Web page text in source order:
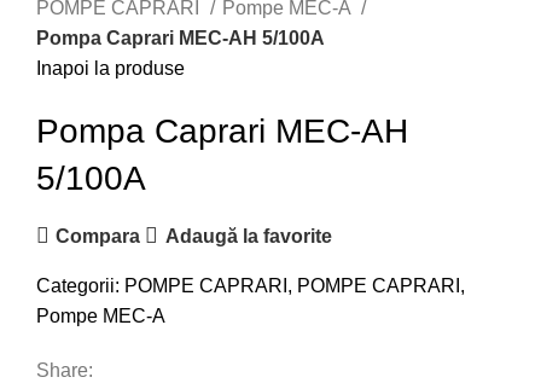
POMPE CAPRARI
Pompe MEC-A
Pompa Caprari MEC-AH 5/100A
Inapoi la produse
Pompa Caprari MEC-AH
5/100A
Compara Adaugă la favorite
Categorii: POMPE CAPRARI , POMPE CAPRARI ,
Pompe MEC-A
Share: